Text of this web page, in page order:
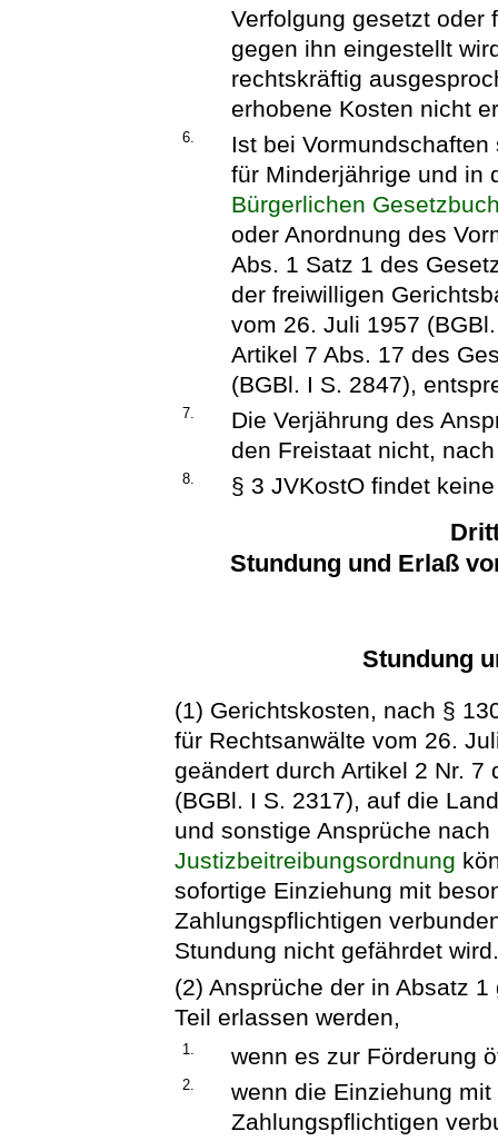
Verfolgung gesetzt oder
gegen ihn eingestellt
rechtskräftig
erhobene Kosten nicht
6.
Ist bei
für Minderjährige und in
Bürgerlichen
oder Anordnung des
Abs. 1 Satz 1 des
der freiwilligen
vom 26. Juli 1957
Artikel 7 Abs. 17 des
(BGBl. I S. 2847),
7.
Die Verjährung des
den Freistaat nicht,
8. § 3 JVKostO findet
Stundung und Erlaß
Stundung
(1) Gerichtskosten, nach §
für Rechtsanwälte vom 26.
geändert durch Artikel 2 Nr.
(BGBl. I S. 2317), auf die
und sonstige Ansprüche
Justizbeitreibungsordnung
sofortige Einziehung mit
Zahlungspflichtigen
Stundung nicht gefährdet
(2) Ansprüche der in Absatz
Teil erlassen werden,
1. wenn es zur Förderung
2.
wenn die Einziehung
Zahlungspflichtigen